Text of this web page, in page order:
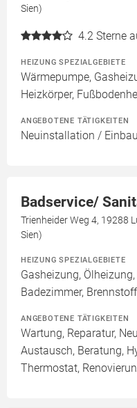
Sien)
4.2 Sterne
HEIZUNG SPEZIALGEBIETE
Wärmepumpe,
Heizkörper,
ANGEBOTENE TÄTIGKEITEN
Neuinstallation /
Badservice/
Trienheider Weg 4, 19288
Sien)
HEIZUNG SPEZIALGEBIETE
Gasheizung,
Badezimmer,
ANGEBOTENE TÄTIGKEITEN
Wartung, Reparatur,
Austausch, Beratung,
Thermostat,